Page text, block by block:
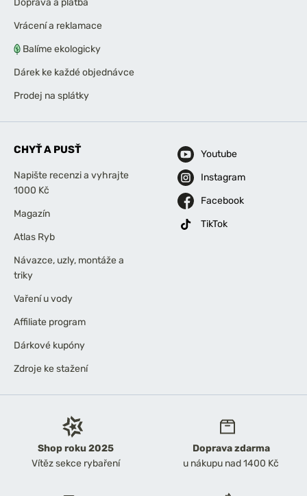
Shop roku 2025
Vítěz sekce rybaření
Doprava zdarma
u nákupu nad 1400 Kč
Doprava a platba
Vrácení a reklamace
Balíme ekologicky
Dárek ke každé objednávce
Prodej na splátky
CHYŤ A PUSŤ
Napište recenzi a vyhrajte
1000 Kč
Magazín
Atlas Ryb
Návazce, uzly, montáže a
triky
Vaření u vody
Affiliate program
Dárkové kupóny
Zdroje ke stažení
Youtube
Instagram
Facebook
TikTok